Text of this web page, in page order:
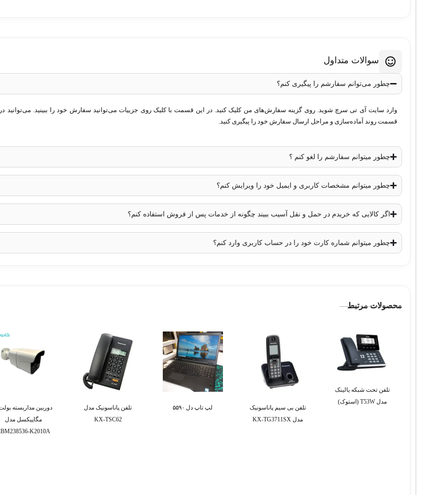
سوالات متداول
چطور می‌توانم سفارشم را پیگیری کنم؟
وارد سایت آی تی سرچ شوید. روی گزینه سفارش‌های من کلیک کنید. در این قسمت با کلیک روی جزییات می‌توانید سفارش خود را ببینید. می‌توانید
قسمت روند آماده‌سازی و مراحل ارسال سفارش خود را پیگیری کنید.
چطور میتوانم سفارشم را لغو کنم ؟
چطور میتوانم مشخصات کاربری و ایمیل خود را ویرایش کنم؟
اگر کالایی که خریدم در حمل و نقل آسیب ببیند چگونه از خدمات پس از فروش استفاده کنم؟
چطور میتوانم شماره کارت خود را در حساب کاربری وارد کنم؟
محصولات مرتبط
تلفن تحت شبکه یالینک
مدل T53W (استوک)
تلفن بی سیم پاناسونیک
مدل KX-TG3711SX
لپ تاپ دل ۵۵۹۰
تلفن پاناسونیک مدل
KX-TSC62
مگاپیکسل مدل
K2010A